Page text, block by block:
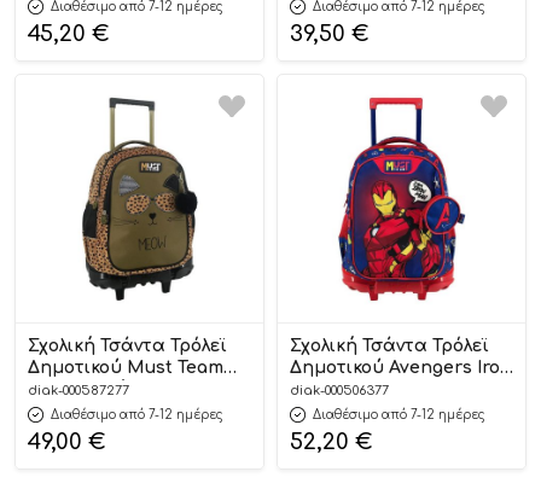
Διαθέσιμο από 7-12 ημέρες
45,20 €
5205698826733
Διαθέσιμο από 7-12 ημέρες
39,50 €
Σχολική Τσάντα Τρόλεϊ
Δημοτικού Must Team
Meow 3 Θήκες
(34x20x44cm)
5205698810077
diak-000587277
Διαθέσιμο από 7-12 ημέρες
49,00 €
Σχολική Τσάντα Τρόλεϊ
Δημοτικού Avengers Iron
Man Blue Must Team 3
Θήκες (34x20x44cm)
5205698825545
diak-000506377
Διαθέσιμο από 7-12 ημέρες
52,20 €